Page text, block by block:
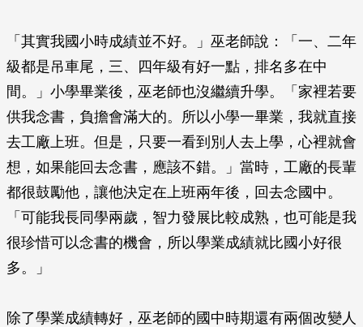
「其實我國小時成績並不好。」巫老師說：「一、二年
級都是吊車尾，三、四年級有好一點，排名多在中
間。」小學畢業後，巫老師也沒繼續升學。「家裡若要
供我念書，負擔會滿大的。所以小學一畢業，我就直接
去工廠上班。但是，只要一看到別人去上學，心裡就會
想，如果能回去念書，應該不錯。」當時，工廠的長輩
都很鼓勵他，讓他決定在上班兩年後，回去念國中。
「可能我長同學兩歲，智力發展比較成熟，也可能是我
很珍惜可以念書的機會，所以學業成績就比國小好很
多。」
除了學業成績轉好，巫老師的國中時期還有兩個改變人